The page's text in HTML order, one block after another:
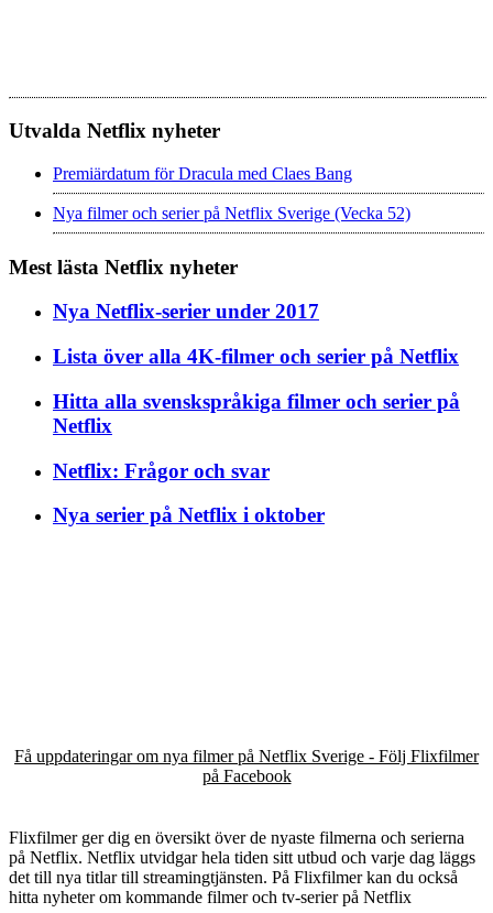
Utvalda Netflix nyheter
Premiärdatum för Dracula med Claes Bang
Nya filmer och serier på Netflix Sverige (Vecka 52)
Mest lästa Netflix nyheter
Nya Netflix-serier under 2017
Lista över alla 4K-filmer och serier på Netflix
Hitta alla svenskspråkiga filmer och serier på
Netflix
Netflix: Frågor och svar
Nya serier på Netflix i oktober
Få uppdateringar om nya filmer på Netflix Sverige - Följ Flixfilmer
på Facebook
Flixfilmer ger dig en översikt över de nyaste filmerna och serierna
på Netflix. Netflix utvidgar hela tiden sitt utbud och varje dag läggs
det till nya titlar till streamingtjänsten. På Flixfilmer kan du också
hitta nyheter om kommande filmer och tv-serier på Netflix